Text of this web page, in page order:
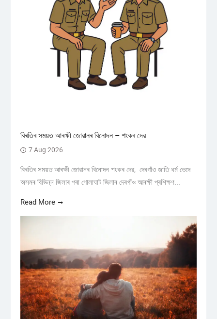
বিৰতিৰ সময়ত আৰক্ষী জোৱানৰ বিনোদন – শংকৰ দেৱ
7 Aug 2026
বিৰতিৰ সময়ত আৰক্ষী জোৱানৰ বিনোদন শংকৰ দেৱ, দেৰগাঁও জাতি ধৰ্ম ভেদে
অসমৰ বিভিন্ন জিলাৰ পৰা গোলাঘাট জিলাৰ দেৰগাঁও আৰক্ষী প্ৰশিক্ষণ...
Read More